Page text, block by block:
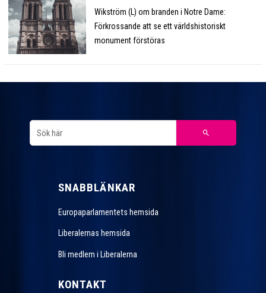
Wikström (L) om branden i Notre Dame:
Förkrossande att se ett världshistoriskt
monument förstöras
SNABBLÄNKAR
Europaparlamentets hemsida
Liberalernas hemsida
Bli medlem i Liberalerna
KONTAKT